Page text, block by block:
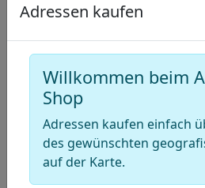
Karte
Adressen
Tennisvereine
(Tennisclubs)
Adressen kaufen
Willkommen beim
Shop
Adressen kaufen einfach
des gewünschten
auf der Karte.